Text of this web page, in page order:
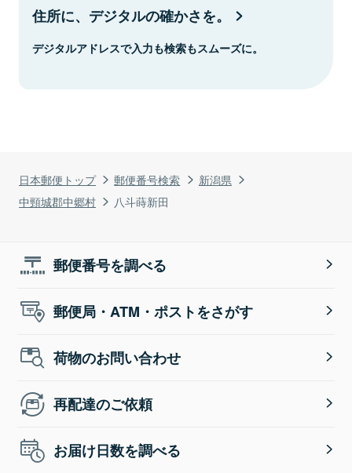
日本郵便トップ 郵便番号検索
新潟県
中頸城郡中郷村
八斗蒔新田
住所に、デジタルの確かさを。
デジタルアドレスで入力も検索もスムーズに。
郵便番号を調べる
郵便局・ATM・ポストをさがす
荷物のお問い合わせ
再配達のご依頼
お届け日数を調べる